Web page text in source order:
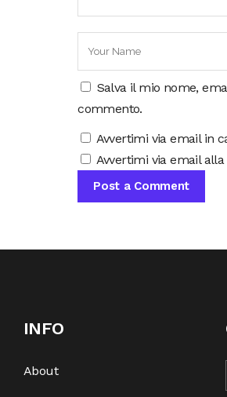
Salva il mio nome,
commento.
Avvertimi via email in
Avvertimi via email
INFO
About